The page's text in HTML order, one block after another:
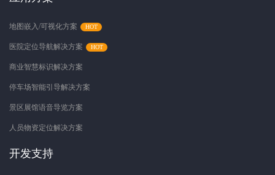
地图嵌入/可视化方案
医院定位导航解决方案
商业智慧标识解决方案
停车场智能引导解决方案
景区展馆语音导览方案
人员物资定位解决方案
开发支持